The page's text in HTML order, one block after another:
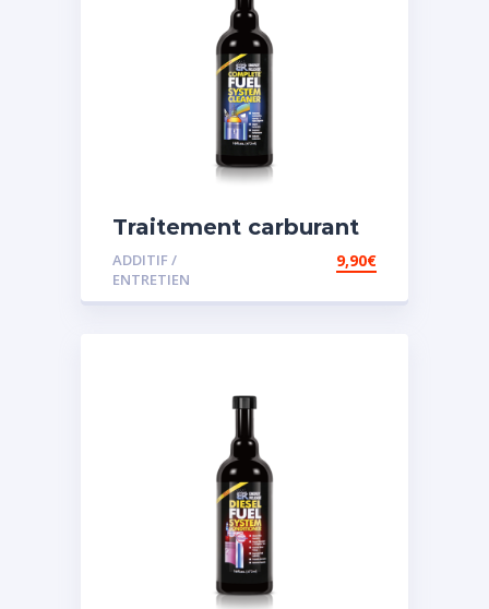
Traitement carburant
diesel et essence
ADDITIF /
ENTRETIEN
9,90€